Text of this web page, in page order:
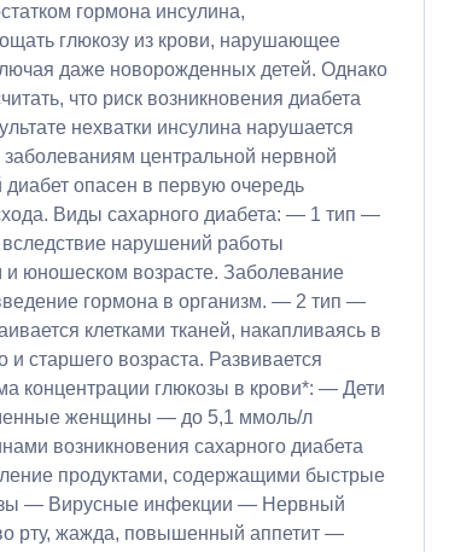
гормона инсулина,
глюкозу из крови, нарушающее
даже новорожденных детей. Однако
что риск возникновения диабета
нехватки инсулина нарушается
центральной нервной
опасен в первую очередь
Виды сахарного диабета: — 1 тип —
нарушений работы
и юношеском возрасте. Заболевание
гормона в организм. — 2 тип —
клетками тканей, накапливаясь в
старшего возраста. Развивается
концентрации глюкозы в крови*: — Дети
женщины — до 5,1 ммоль/л
возникновения сахарного диабета
продуктами, содержащими быстрые
— Вирусные инфекции — Нервный
рту, жажда, повышенный аппетит —